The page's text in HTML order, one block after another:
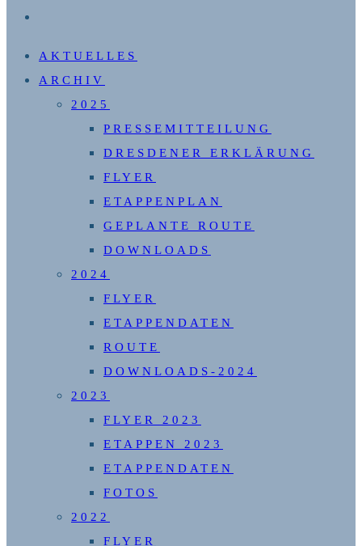
UMSCHALTEN
AKTUELLES
ARCHIV
2025
PRESSEMITTEILUNG
DRESDENER ERKLÄRUNG
FLYER
ETAPPENPLAN
GEPLANTE ROUTE
DOWNLOADS
2024
FLYER
ETAPPENDATEN
ROUTE
DOWNLOADS-2024
2023
FLYER 2023
ETAPPEN 2023
ETAPPENDATEN
FOTOS
2022
FLYER